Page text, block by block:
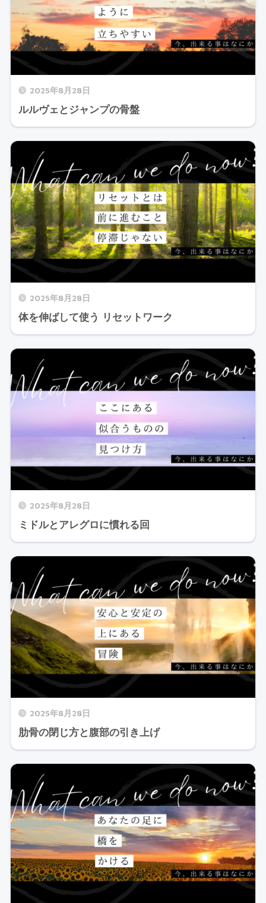
2025年8月28日
ルルヴェとジャンプの骨盤
2025年8月28日
体を伸ばして使う リセットワーク
2025年8月28日
ミドルとアレグロに慣れる回
2025年8月28日
肋骨の閉じ方と腹部の引き上げ